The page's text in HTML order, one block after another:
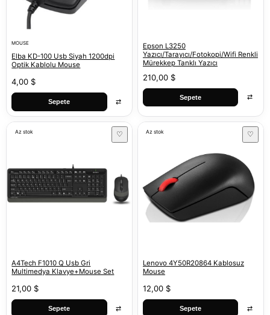
MOUSE
Elba KD-100 Usb Siyah 1200dpi
Optik Kablolu Mouse
4,00 $
Sepete ⇄
Epson L3250
Yazıcı/Tarayıcı/Fotokopi/Wifi Renkli
Mürekkep Tanklı Yazıcı
210,00 $
Sepete ⇄
Az stok ♡
A4Tech F1010 Q Usb Gri
Multimedya Klavye+Mouse Set
21,00 $
Sepete ⇄
Az stok ♡
Lenovo 4Y50R20864 Kablosuz
Mouse
12,00 $
Sepete ⇄